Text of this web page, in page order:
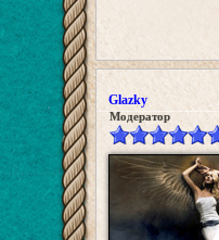
Glazky
Модератор